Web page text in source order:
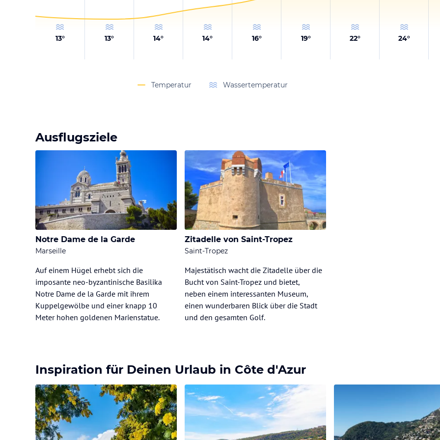
13° 13° 14° 14° 16° 19° 22° 24°
Temperatur Wassertemperatur
Ausflugsziele
Notre Dame de la Garde
Marseille
Auf einem Hügel erhebt sich die
imposante neo-byzantinische Basilika
Notre Dame de la Garde mit ihrem
Kuppelgewölbe und einer knapp 10
Meter hohen goldenen Marienstatue.
Zitadelle von Saint-Tropez
Saint-Tropez
Majestätisch wacht die Zitadelle über die
Bucht von Saint-Tropez und bietet,
neben einem interessanten Museum,
einen wunderbaren Blick über die Stadt
und den gesamten Golf.
Inspiration für Deinen Urlaub in Côte d'Azur